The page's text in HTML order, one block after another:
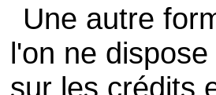
Une autre
l'on ne
sur les crédits